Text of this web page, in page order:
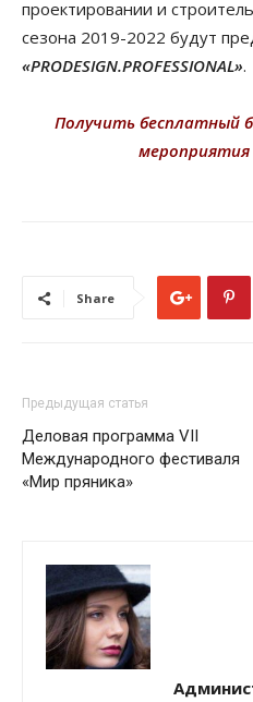
проектировании и
сезона 2019-2022 будут
«PRODESIGN.PROFESSIONAL».
Получить бесплатный
мероприятия
Share
Предыдущая статья
Деловая программа VII
Международного фестиваля
«Мир пряника»